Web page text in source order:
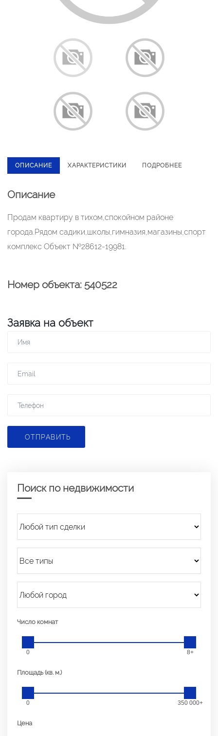
ОПИСАНИЕ ХАРАКТЕРИСТИКИ ПОДРОБНЕЕ
Описание
Продам квартиру в тихом,спокойном районе
города.Рядом садики,школы,гимназия,магазины,спорт
комплекс Объект №28612-19981.
Номер объекта: 540522
Заявка на объект
ОТПРАВИТЬ
Поиск по недвижимости
Число комнат
0 8+
Площадь (кв. м.)
0 350 000+
Цена